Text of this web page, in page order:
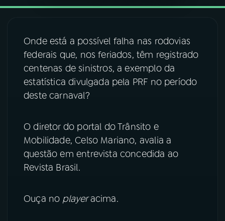
07 ÚLTIMAS
08FESTIVAL DE MÚSICA
YouTube Facebook
Instagram
Onde está a possível falha nas rodovias
federais que, nos feriados, têm registrado
centenas de sinistros, a exemplo da
estatística divulgada pela PRF no período
deste carnaval?
O diretor do portal do Trânsito e
Mobilidade, Celso Mariano, avalia a
questão em entrevista concedida ao
Revista Brasil.
Ouça no playeracima.